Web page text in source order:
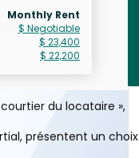
Monthly Rent
$ Negotiable
$ 23,400
$ 22,200
du locataire »,
présentent un choix